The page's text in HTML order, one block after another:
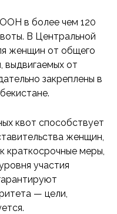
в более чем 120
В Центральной
женщин от общего
выдвигаемых от
закреплены в
квот способствует
женщин,
краткосрочные меры,
участия
— цели,